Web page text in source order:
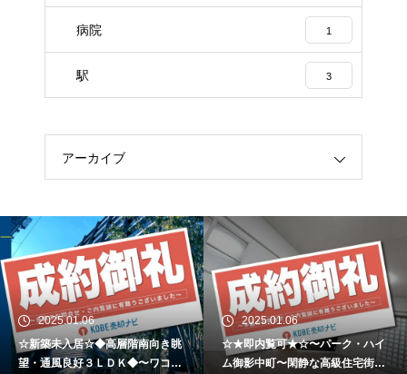
病院 1
駅 3
アーカイブ
2025.01.06
☆新築未入居☆◆高層階南向き眺
望・通風良好３ＬＤＫ◆〜ワコー
2025.01.06
☆★即内覧可★☆〜パーク・ハイ
ム御影中町〜閑静な高級住宅街と